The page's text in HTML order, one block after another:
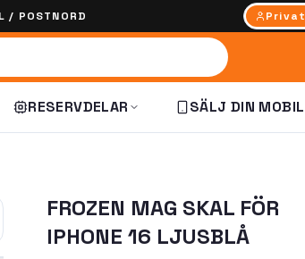
/ POSTNORD Privat
RESERVDELAR SÄLJ DIN MOBIL
FROZEN MAG SKAL FÖR
IPHONE 16 LJUSBLÅ